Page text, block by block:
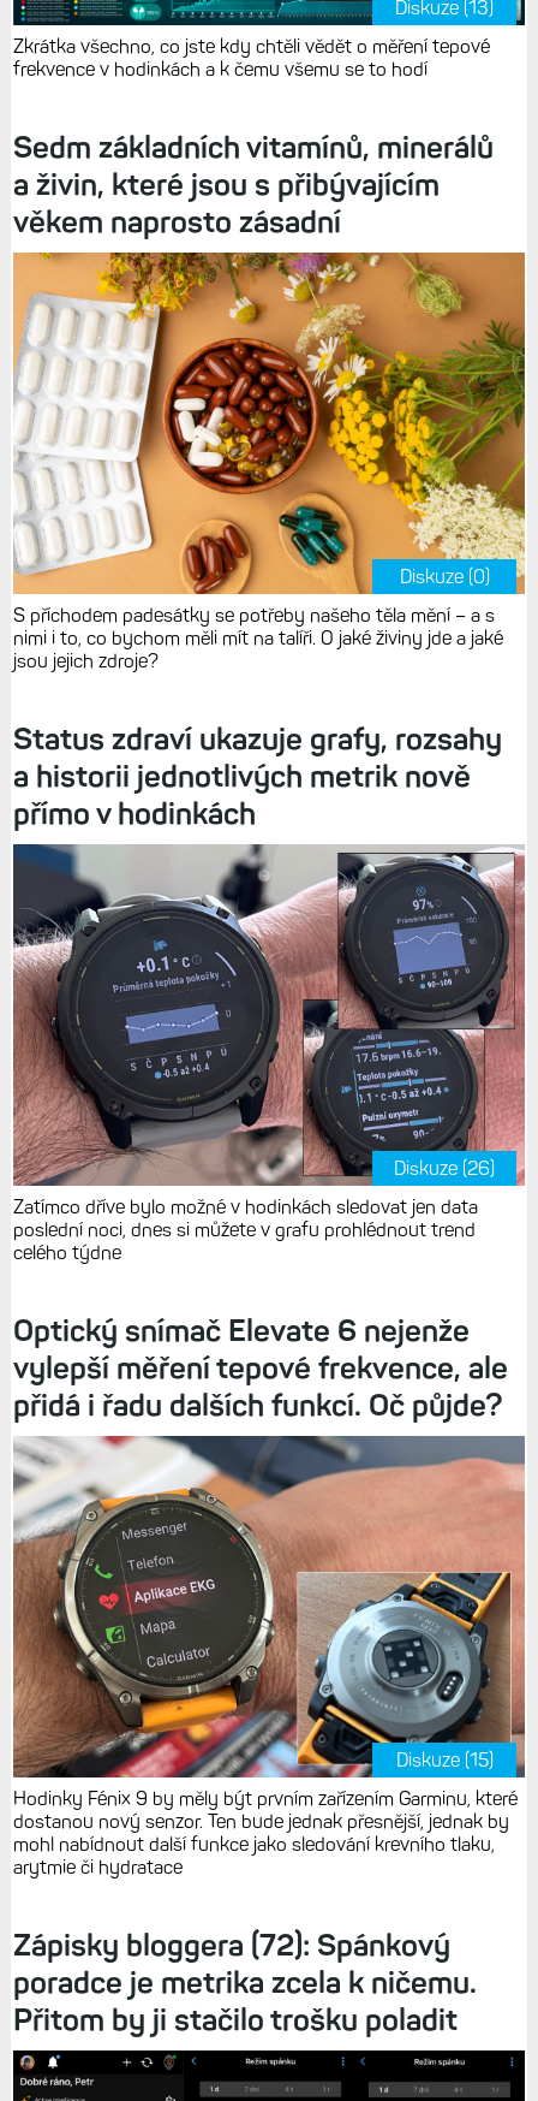
Diskuze (13)
Zkrátka všechno, co jste kdy chtěli vědět o měření tepové
frekvence v hodinkách a k čemu všemu se to hodí
Sedm základních vitamínů, minerálů
a živin, které jsou s přibývajícím
věkem naprosto zásadní
Diskuze (0)
S příchodem padesátky se potřeby našeho těla mění – a s
nimi i to, co bychom měli mít na talíři. O jaké živiny jde a jaké
jsou jejich zdroje?
Status zdraví ukazuje grafy, rozsahy
a historii jednotlivých metrik nově
přímo v hodinkách
Diskuze (26)
Zatímco dříve bylo možné v hodinkách sledovat jen data
poslední noci, dnes si můžete v grafu prohlédnout trend
celého týdne
Optický snímač Elevate 6 nejenže
vylepší měření tepové frekvence, ale
přidá i řadu dalších funkcí. Oč půjde?
Diskuze (15)
Hodinky Fénix 9 by měly být prvním zařízením Garminu, které
dostanou nový senzor. Ten bude jednak přesnější, jednak by
mohl nabídnout další funkce jako sledování krevního tlaku,
arytmie či hydratace
Zápisky bloggera (72): Spánkový
poradce je metrika zcela k ničemu.
Přitom by ji stačilo trošku poladit